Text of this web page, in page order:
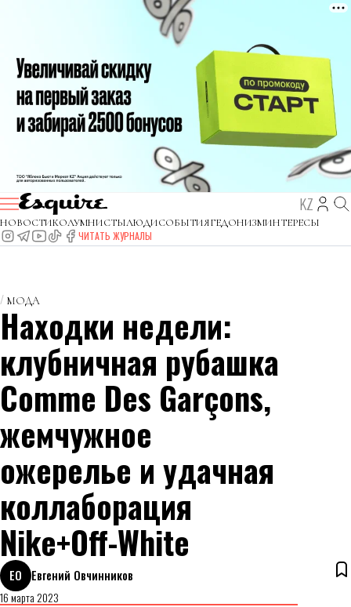
KZ
НОВОСТИКОЛУМНИСТЫЛЮДИСОБЫТИЯГЕДОНИЗМИНТЕРЕСЫ
ЧИТАТЬ ЖУРНАЛЫ
МОДА
Находки недели:
клубничная рубашка
Comme Des Garçons,
жемчужное
ожерелье и удачная
коллаборация
Nike+Off-White
ЕО
Евгений Овчинников
16 марта 2023